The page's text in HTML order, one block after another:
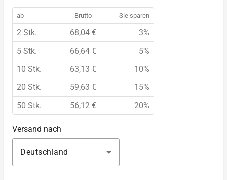
ab Brutto Sie sparen
2 Stk. 68,04 €
3%
5 Stk.
66,64 €
5%
10 Stk.
63,13 €
10%
20 Stk.
59,63 €
15%
50 Stk.
56,12 € 20%
Versand nach
Deutschland